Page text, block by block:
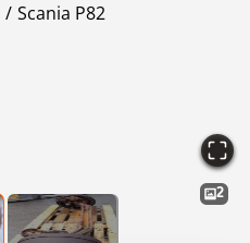
Scania P82
2